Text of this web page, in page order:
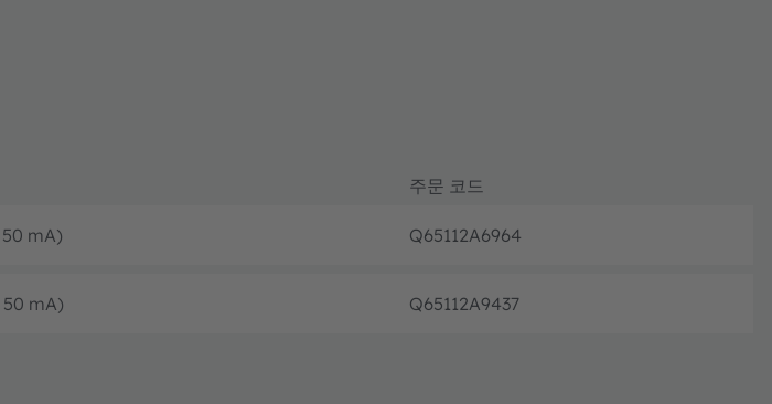
주문 코드
50 mA) Q65112A6964
50 mA) Q65112A9437